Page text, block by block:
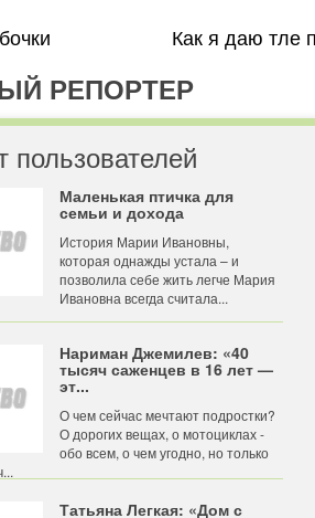
Как я даю тле
РЕПОРТЕР
пользователей
Маленькая птичка для
семьи и дохода
История Марии Ивановны,
которая однажды устала – и
позволила себе жить легче Мария
Ивановна всегда считала...
Нариман Джемилев: «40
тысяч саженцев в 16 лет —
эт...
О чем сейчас мечтают подростки?
О дорогих вещах, о мотоциклах -
обо всем, о чем угодно, но только
Татьяна Легкая: «Дом с